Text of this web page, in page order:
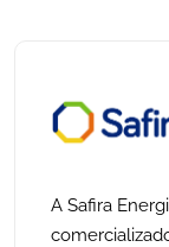
A Safira